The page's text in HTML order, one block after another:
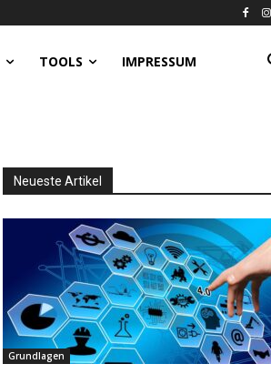
TOOLS IMPRESSUM
Neueste Artikel
Grundlagen